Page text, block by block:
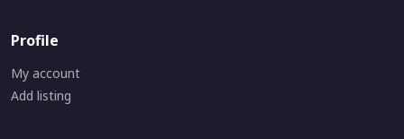
Profile
My account
Add listing